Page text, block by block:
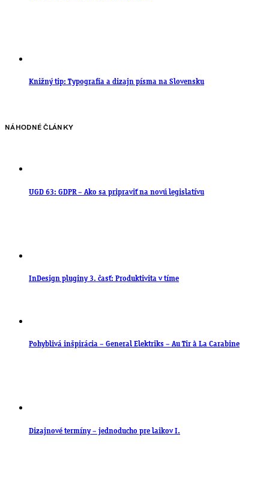
Knižný tip: Typografia a dizajn písma na Slovensku
NÁHODNÉ ČLÁNKY
UGD 63: GDPR – Ako sa pripraviť na novú legislatívu
InDesign pluginy 3. časť: Produktivita v tíme
Pohyblivá inšpirácia – General Elektriks – Au Tir à La Carabine
Dizajnové termíny – jednoducho pre laikov I.